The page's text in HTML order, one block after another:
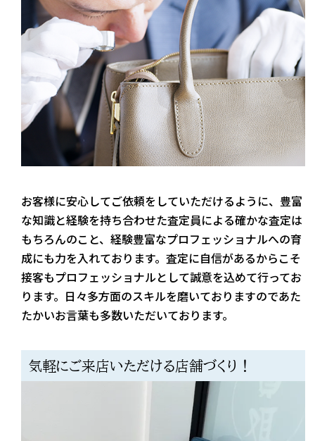
お客様に安心してご依頼をしていただけるように、豊富
な知識と経験を持ち合わせた査定員による確かな査定は
もちろんのこと、経験豊富なプロフェッショナルへの育
成にも力を入れております。査定に自信があるからこそ
接客もプロフェッショナルとして誠意を込めて行ってお
ります。日々多方面のスキルを磨いておりますのであた
たかいお言葉も多数いただいております。
気軽にご来店いただける店舗づくり！